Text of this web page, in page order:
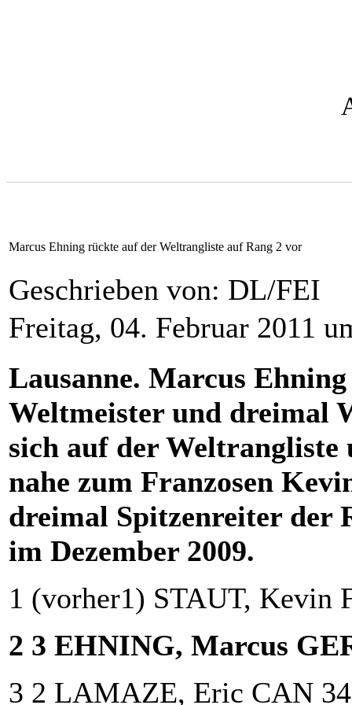
Marcus Ehning rückte auf der Weltrangliste auf Rang 2 vor
Geschrieben von: DL/FEI
Freitag, 04. Februar 2011
Lausanne. Marcus
Weltmeister und dreimal
sich auf der
nahe zum Franzosen
dreimal Spitzenreiter der
im Dezember 2009.
1 (vorher1) STAUT, Kevin
2 3 EHNING, Marcus
3 2 LAMAZE, Eric CAN